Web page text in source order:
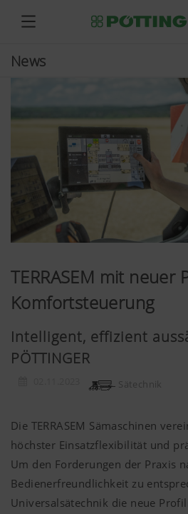
News
TERRASEM mit neuer
Komfortsteuerung
Intelligent, effizient
PÖTTINGER
Sätechnik
Die TERRASEM Sämaschinen
höchster Einsatzflexibilität und
Um den Forderungen der Praxis
Bedienerfreundlichkeit zu
Universalsätechnik die neue